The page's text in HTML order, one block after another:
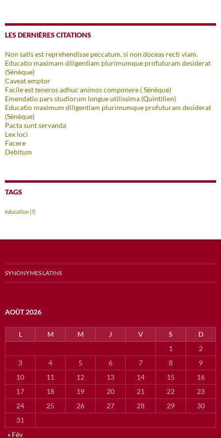
LES DERNIÈRES CITATIONS
Non satis est reprehendisse peccatum, si non doceas recti viam.
Educatio maximam diligentiam plurimumque profuturam desiderat
(Sénèque)
Caveat emptor
Facile est teneros adhuc animos componere ( Sénèque)
Emendatio pars studiorum longue utilissima (Quintilien)
Educatio maximum diligentiam plurimumque profuturam desiderat
(Sénèque)
Pacta sunt servanda
Lex loci
Facere
Debitum
TAGS
éducation(7)
SYNONYMES LATINS
AOÛT 2026
L M M J V S
D
1
2
3
4 5 6 7 8
9
10
11 12 13 14 15
16
17
18 19 20 21 22
23
24
25 26 27 28 29
30
31
« Fév